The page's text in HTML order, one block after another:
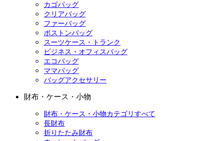
カゴバッグ
クリアバッグ
ファーバッグ
ボストンバッグ
スーツケース・トランク
ビジネス・オフィスバッグ
エコバッグ
ママバッグ
バッグアクセサリー
財布・ケース・小物
財布・ケース・小物カテゴリすべて
長財布
折りたたみ財布